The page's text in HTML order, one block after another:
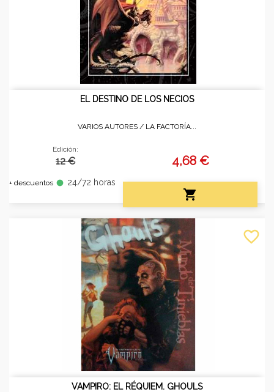
EL DESTINO DE LOS NECIOS
VARIOS AUTORES / LA FACTORÍA...
Edición:
12 €
+ descuentos fiber_manual_record 24/72 horas
4,68 €

VAMPIRO: EL RÉQUIEM. GHOULS
favorite_border